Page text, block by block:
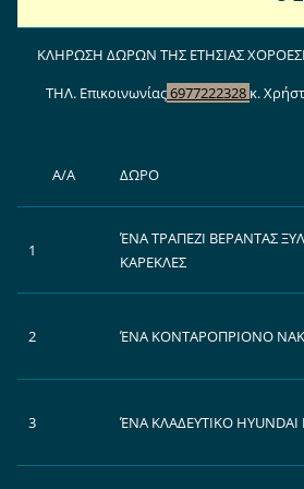
ΚΛΗΡΩΣΗ ΔΩΡΩΝ ΤΗΣ ΕΤΗΣΙΑΣ
ΤΗΛ. Επικοινωνίας6977222328 κ.
Α/Α ΔΩΡΟ
1
ΈΝΑ ΤΡΑΠΕΖΙ ΒΕΡΑΝΤΑΣ
ΚΑΡΕΚΛΕΣ
2 ΈΝΑ ΚΟΝΤΑΡΟΠΡΙΟΝΟ
3 ΈΝΑ ΚΛΑΔΕΥΤΙΚΟ